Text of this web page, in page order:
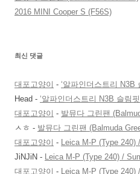
2016 MINI Cooper S (F56S)
최신 댓글
대포고양이 - ‘알파인더스트리 N3B
Head - ‘알파인더스트리 N3B 슬림
대포고양이 - 발뮤다 그린팬
ㅅㅎ - 발뮤다 그린팬 (Balmuda
대포고양이 - Leica M-P (Type 240)
JiNJiN - Leica M-P (Type 240) /
대포고양이 - Leica M-P (Type 240)